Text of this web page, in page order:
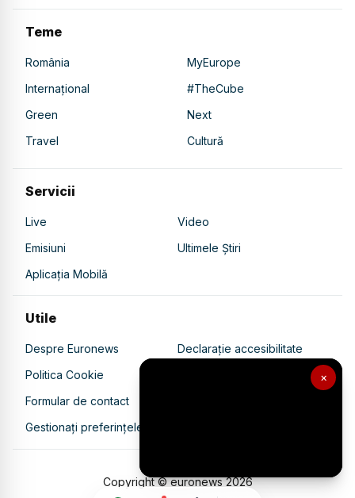
×
Teme
România
MyEurope
Internațional
#TheCube
Green
Next
Travel
Cultură
Servicii
Live
Video
Emisiuni
Ultimele Știri
Aplicația Mobilă
Utile
Despre Euronews
Declarație accesibilitate
Politica Cookie
Politica de confidențialitate
Formular de contact
Gestionați preferințele
Copyright © euronews2026